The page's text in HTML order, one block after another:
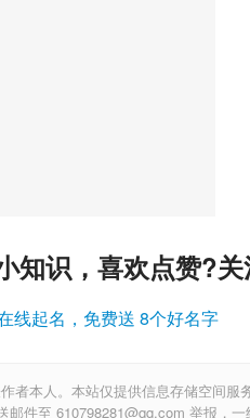
知识，喜欢点赞?关
线起名，免费送 8个好名字
者本人。本站仅提供信息存储空间服
件至 610798281@qq.com 举报，一